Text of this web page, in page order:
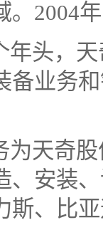
。2004
年头，
备业务
为天奇
、安装
斯、比